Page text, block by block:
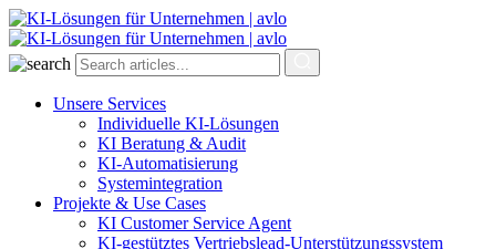
Unsere Services
Individuelle KI-Lösungen
KI Beratung & Audit
KI-Automatisierung
Systemintegration
Projekte & Use Cases
KI Customer Service Agent
KI-gestütztes Vertriebslead-Unterstützungssystem